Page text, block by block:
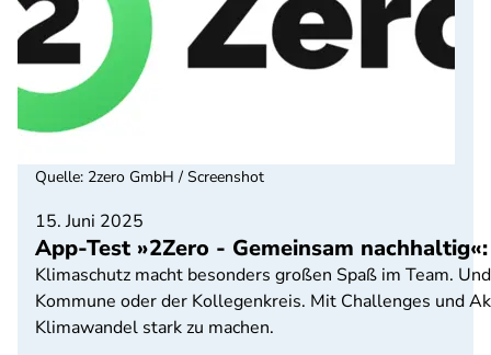
15. Juni 2025
App-Test »2Zero - Gemeinsam
Klimaschutz macht besonders großen Spaß im Team.
Kommune oder der Kollegenkreis. Mit Challenges und
Klimawandel stark zu machen.
Quelle: 2zero GmbH / Screenshot